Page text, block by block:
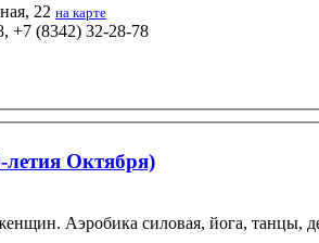
22 на карте
+7 (8342) 32-28-78
Октября)
Аэробика силовая, йога, танцы,